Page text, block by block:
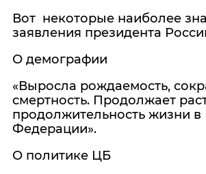
Вот некоторые наиболее
заявления президента
О демографии
«Выросла рождаемость,
смертность. Продолжает
продолжительность жизни в
Федерации».
О политике ЦБ